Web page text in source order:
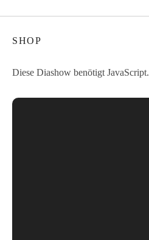
SHOP
Diese Diashow benötigt JavaScript.